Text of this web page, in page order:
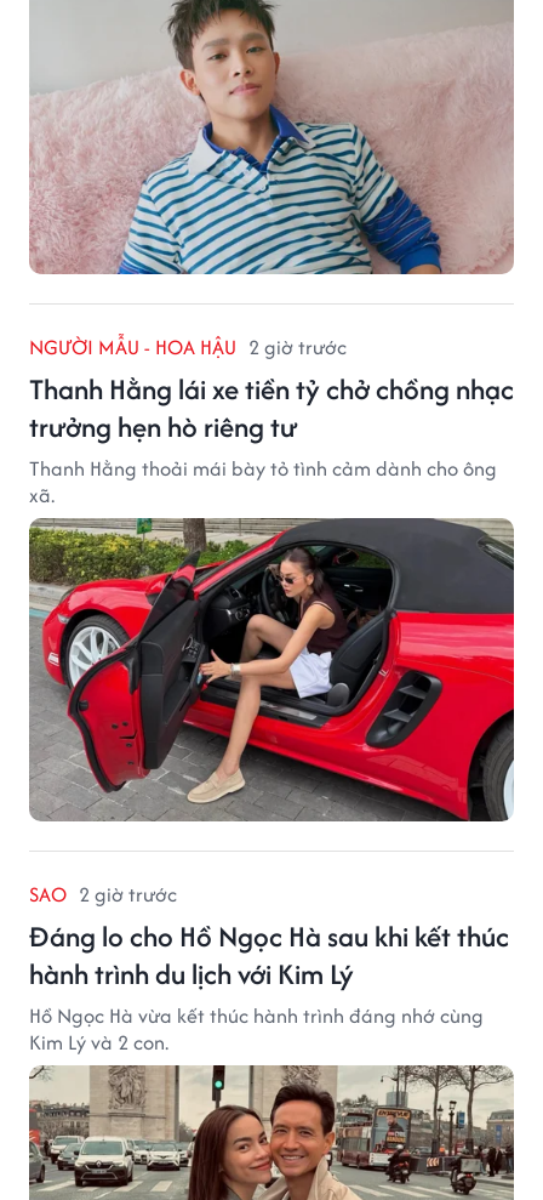
NGƯỜI MẪU - HOA HẬU 2 giờ trước
Thanh Hằng lái xe tiền tỷ chở chồng nhạc
trưởng hẹn hò riêng tư
Thanh Hằng thoải mái bày tỏ tình cảm dành cho ông
xã.
SAO 2 giờ trước
Đáng lo cho Hồ Ngọc Hà sau khi kết thúc
hành trình du lịch với Kim Lý
Hồ Ngọc Hà vừa kết thúc hành trình đáng nhớ cùng
Kim Lý và 2 con.